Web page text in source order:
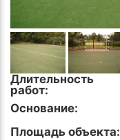
Длительность
работ:
Основание:
Площадь объекта: